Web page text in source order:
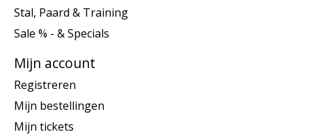
Stal, Paard & Training
Sale % - & Specials
Mijn account
Registreren
Mijn bestellingen
Mijn tickets